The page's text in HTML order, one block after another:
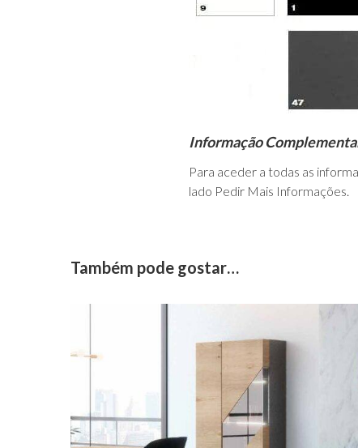
Informação
Para aceder a todas as
lado Pedir Mais Informações.
Também pode gostar…